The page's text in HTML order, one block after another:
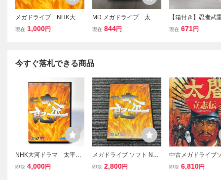
メガドライブ NHK大河
ドラマ戦記シミュレーシ
現在 1,000円
MD メガドライブ 太平
記
現在 844円
【箱付き】忍者武
メガドライブ MD
現在 671円
今すぐ落札できる商品
NHK大河ドラマ 太平
記 メガドライブ専用カ
即決 4,000円
メガドライブ ソフト NHK
ドラマ 太平記 ケース付き
即決 2,800円
中古メガドライブ
太閤立志伝
即決 6,810円